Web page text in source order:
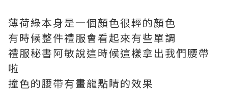
薄荷綠本身是一個顏色很輕的顏色
有時候整件禮服會看起來有些單調
禮服秘書阿敏說這時候這樣拿出我們腰帶
啦
撞色的腰帶有畫龍點睛的效果